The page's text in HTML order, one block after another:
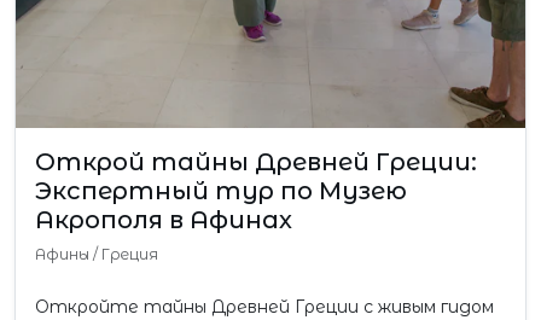
Открой тайны Древней Греции:
Экспертный тур по Музею
Акрополя в Афинах
Афины / Греция
Откройте тайны Древней Греции с живым гидом